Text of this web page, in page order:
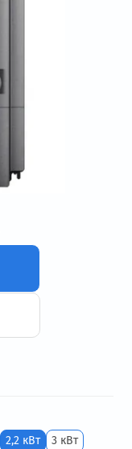
2,2 кВт
3 кВт